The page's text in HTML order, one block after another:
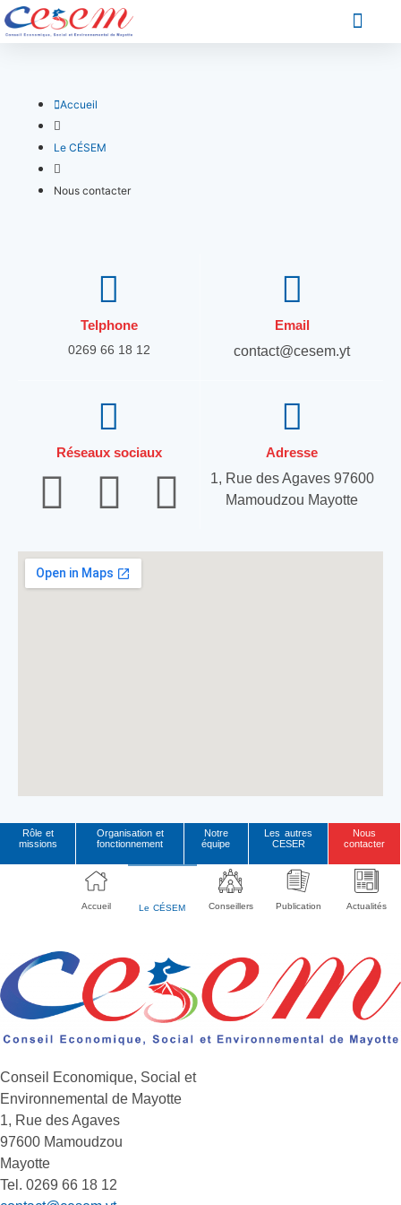
Accueil
Le CÉSEM
Nous contacter
Telphone
0269 66 18 12
Email
contact@cesem.yt
Réseaux sociaux
Adresse
1, Rue des Agaves 97600
Mamoudzou Mayotte
Rôle et
missions
Organisation et
fonctionnement
Notre
équipe
Les autres
CESER
Nous
contacter
Accueil Le CÉSEM Conseillers Publication Actualités
Conseil Economique, Social et
Environnemental de Mayotte
1, Rue des Agaves
97600 Mamoudzou
Mayotte
Tel. 0269 66 18 12